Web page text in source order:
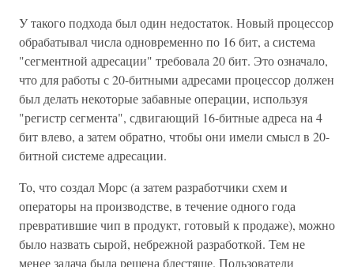
У такого подхода был один недостаток. Новый процессор
обрабатывал числа одновременно по 16 бит, а система
"сегментной адресации" требовала 20 бит. Это означало,
что для работы с 20-битными адресами процессор должен
был делать некоторые забавные операции, используя
"регистр сегмента", сдвигающий 16-битные адреса на 4
бит влево, а затем обратно, чтобы они имели смысл в 20-
битной системе адресации.
То, что создал Морс (а затем разработчики схем и
операторы на производстве, в течение одного года
превратившие чип в продукт, готовый к продаже), можно
было назвать сырой, небрежной разработкой. Тем не
менее задача была решена блестяще. Пользователи